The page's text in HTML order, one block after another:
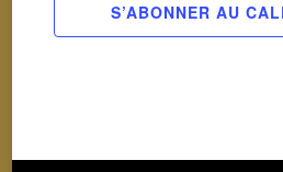
S’ABONNER AU